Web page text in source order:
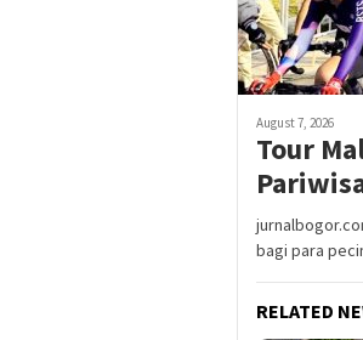
August 7, 2026
Tour
bagi para
RELATED